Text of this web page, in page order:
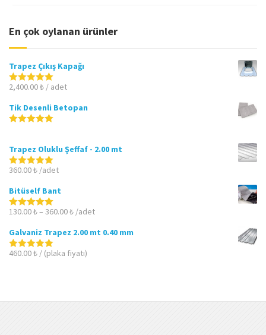
En çok oylanan ürünler
Trapez Çıkış Kapağı
5 üzerinden
2,400.00₺ / adet
Tik Desenli Betopan
Trapez Oluklu Şeffaf - 2.00 mt
5 üzerinden
360.00₺ /adet
Bitüself Bant
5 üzerinden
130.00₺– 360.00₺ /adet
Galvaniz Trapez 2.00 mt 0.40 mm
5 üzerinden
460.00₺ / (plaka fiyatı)